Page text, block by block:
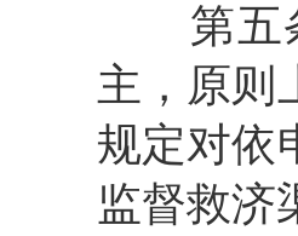
第五条
主，原则
规定对依
监督救济